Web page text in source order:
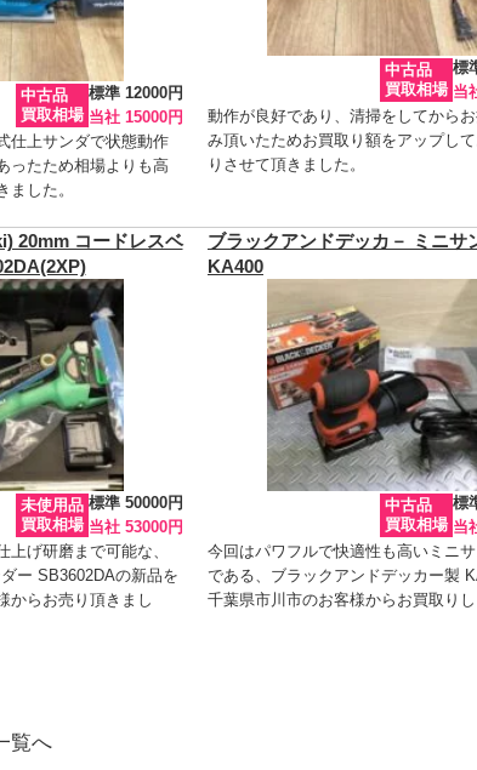
中古品
買取相場
標準 12000円
当社 15000円
仕上サンダで状態動作
ったため相場よりも高
ました。
中古品
買取相場
標
当
動作が良好であり、清掃をしてから
み頂いたためお買取り額をアップし
りさせて頂きました。
20mm コードレスベ
未使用品
買取相場
標準 50000円
当社 53000円
げ研磨まで可能な、
ー SB3602DAの新品を
からお売り頂きまし
ブラックアンドデッカ－ ミニサ
KA400
中古品
買取相場
標
当
今回はパワフルで快適性も高いミニ
である、ブラックアンドデッカー製
千葉県市川市のお客様からお買取り
覧へ